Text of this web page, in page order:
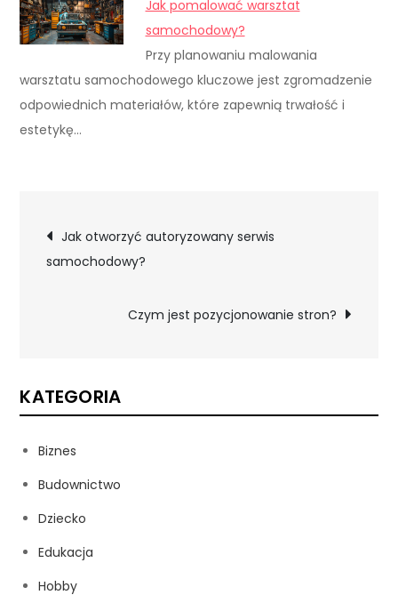
Jak pomalować warsztat
samochodowy?
Przy planowaniu malowania
warsztatu samochodowego kluczowe jest zgromadzenie
odpowiednich materiałów, które zapewnią trwałość i
estetykę…
Nawigacja
wpisu
Jak otworzyć autoryzowany serwis
samochodowy?
Czym jest pozycjonowanie stron?
KATEGORIA
Biznes
Budownictwo
Dziecko
Edukacja
Hobby